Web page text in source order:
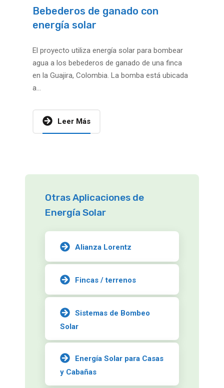
Bebederos de ganado con
energía solar
El proyecto utiliza energía solar para bombear
agua a los bebederos de ganado de una finca
en la Guajira, Colombia. La bomba está ubicada
a...
Leer Más
Otras Aplicaciones de
Energía Solar
Alianza Lorentz
Fincas / terrenos
Sistemas de Bombeo
Solar
Energía Solar para Casas
y Cabañas